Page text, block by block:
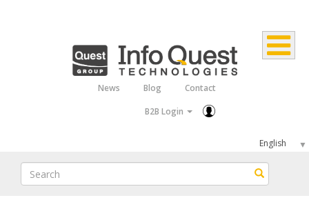
News Blog
Contact
B2B Login
Select
your
language
Search Search